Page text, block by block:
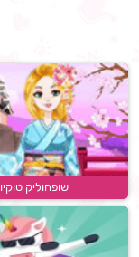
שופהוליק טוקיו